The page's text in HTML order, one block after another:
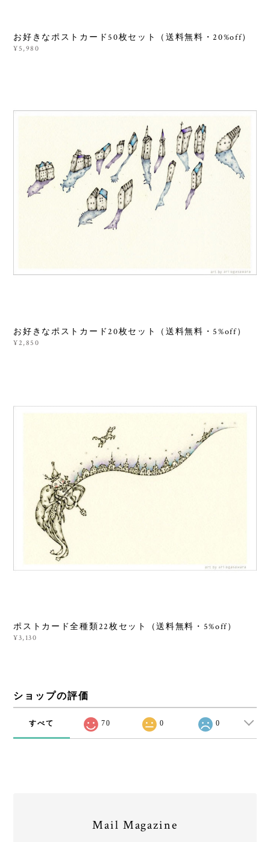
お好きなポストカード50枚セット（送料無料・20%off）
¥5,980
お好きなポストカード20枚セット（送料無料・5%off）
¥2,850
ポストカード全種類22枚セット（送料無料・5%off）
¥3,130
ショップの評価
すべて 70 0 0
Mail Magazine